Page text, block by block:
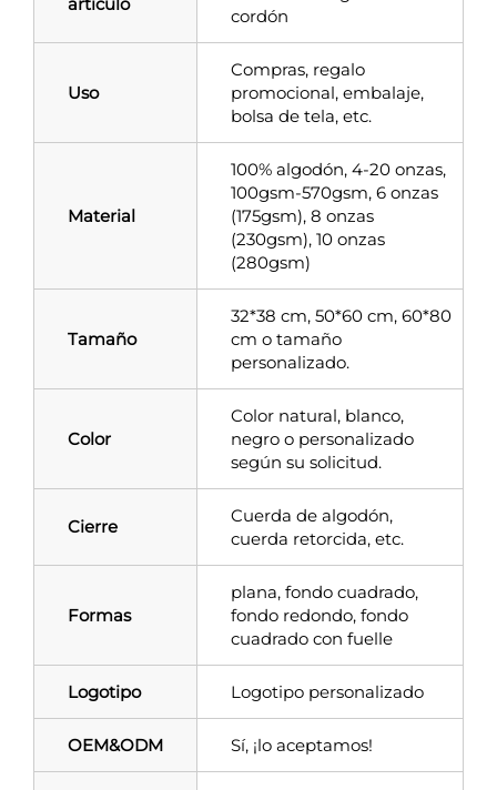
cordón
Uso
Compras, regalo
promocional, embalaje,
bolsa de tela, etc.
Material
100% algodón, 4-20 onzas,
100gsm-570gsm, 6 onzas
(175gsm), 8 onzas
(230gsm), 10 onzas
(280gsm)
Tamaño
32*38 cm, 50*60 cm, 60*80
cm o tamaño
personalizado.
Color
Color natural, blanco,
negro o personalizado
según su solicitud.
Cierre
Cuerda de algodón,
cuerda retorcida, etc.
Formas
plana, fondo cuadrado,
fondo redondo, fondo
cuadrado con fuelle
Logotipo Logotipo personalizado
OEM&ODM Sí, ¡lo aceptamos!